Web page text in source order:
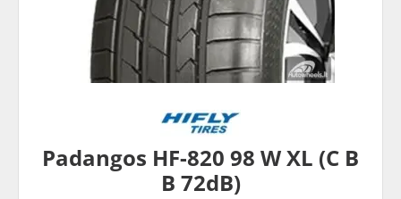
Padangos HF-820 98 W XL (C B
B 72dB)